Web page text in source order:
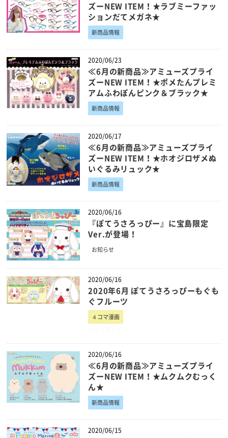
ズーNEW ITEM！★ラブミーファッ
ションだてメガネ★
新商品情報
2020/06/23
≪6月の新商品≫アミューズプライ
ズーNEW ITEM！★ポメたんプレミ
アムふわぽんピンク＆ブラック★
新商品情報
2020/06/17
≪6月の新商品≫アミューズプライ
ズーNEW ITEM！★ホオジロザメぬ
いぐるみリュック★
新商品情報
2020/06/16
『ぽてうさろっぴー』に宝島限定
Ver.が登場！
お知らせ
2020/06/16
2020年6月 ぽてうさろっぴーもぐも
ぐフルーツ
４コマ漫画
2020/06/16
≪6月の新商品≫アミューズプライ
ズーNEW ITEM！★ムクムクむっく
ん★
新商品情報
2020/06/15